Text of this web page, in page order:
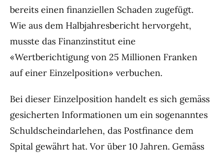
bereits einen finanziellen Schaden zugefügt.
Wie aus dem Halbjahresbericht hervorgeht,
musste das Finanzinstitut eine
«Wertberichtigung von 25 Millionen Franken
auf einer Einzelposition» verbuchen.
Bei dieser Einzelposition handelt es sich gemäss
gesicherten Informationen um ein sogenanntes
Schuldscheindarlehen, das Postfinance dem
Spital gewährt hat. Vor über 10 Jahren. Gemäss